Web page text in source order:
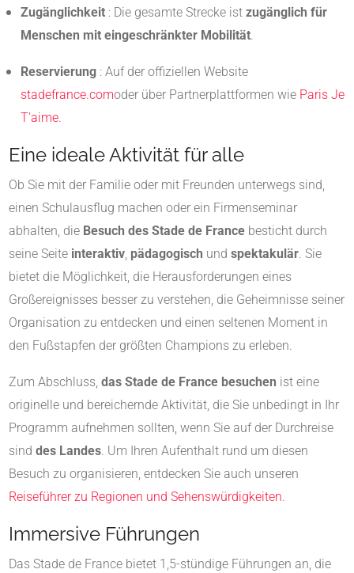
Zugänglichkeit : Die gesamte Strecke ist zugänglich für
Menschen mit eingeschränkter Mobilität.
Reservierung : Auf der offiziellen Website
stadefrance.comoder über Partnerplattformen wie Paris Je
T'aime.
Eine ideale Aktivität für alle
Ob Sie mit der Familie oder mit Freunden unterwegs sind,
einen Schulausflug machen oder ein Firmenseminar
abhalten, die Besuch des Stade de France besticht durch
seine Seite interaktiv, pädagogisch und spektakulär. Sie
bietet die Möglichkeit, die Herausforderungen eines
Großereignisses besser zu verstehen, die Geheimnisse seiner
Organisation zu entdecken und einen seltenen Moment in
den Fußstapfen der größten Champions zu erleben.
Zum Abschluss, das Stade de France besuchen ist eine
originelle und bereichernde Aktivität, die Sie unbedingt in Ihr
Programm aufnehmen sollten, wenn Sie auf der Durchreise
sind des Landes. Um Ihren Aufenthalt rund um diesen
Besuch zu organisieren, entdecken Sie auch unseren
Reiseführer zu Regionen und Sehenswürdigkeiten.
Immersive Führungen
Das Stade de France bietet 1,5-stündige Führungen an, die